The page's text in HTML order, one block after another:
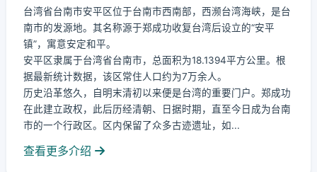
台湾省台南市安平区位于台南市西南部，西濒台湾海峡，是台
南市的发源地。其名称源于郑成功收复台湾后设立的“安平
镇”，寓意安定和平。
安平区隶属于台湾省台南市，总面积为18.1394平方公里。根
据最新统计数据，该区常住人口约为7万余人。
历史沿革悠久，自明末清初以来便是台湾的重要门户。郑成功
在此建立政权，此后历经清朝、日据时期，直至今日成为台南
市的一个行政区。区内保留了众多古迹遗址，如...
查看更多介绍